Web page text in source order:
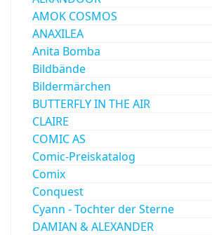
AMOK COSMOS
ANAXILEA
Anita Bomba
Bildbände
Bildermärchen
BUTTERFLY IN THE AIR
CLAIRE
COMIC AS
Comic-Preiskatalog
Comix
Conquest
Cyann - Tochter der Sterne
DAMIAN & ALEXANDER